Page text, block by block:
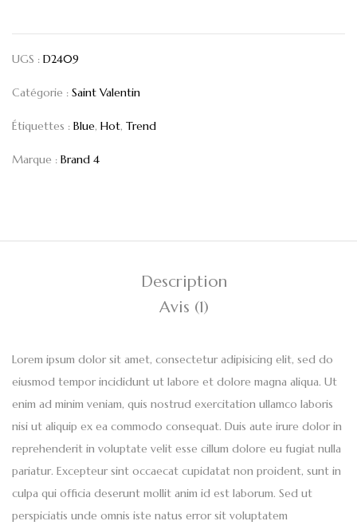
UGS : D2409
Catégorie : Saint Valentin
Étiquettes : Blue, Hot, Trend
Marque : Brand 4
Description
Avis (1)
Lorem ipsum dolor sit amet, consectetur adipisicing elit, sed do
eiusmod tempor incididunt ut labore et dolore magna aliqua. Ut
enim ad minim veniam, quis nostrud exercitation ullamco laboris
nisi ut aliquip ex ea commodo consequat. Duis aute irure dolor in
reprehenderit in voluptate velit esse cillum dolore eu fugiat nulla
pariatur. Excepteur sint occaecat cupidatat non proident, sunt in
culpa qui officia deserunt mollit anim id est laborum. Sed ut
perspiciatis unde omnis iste natus error sit voluptatem